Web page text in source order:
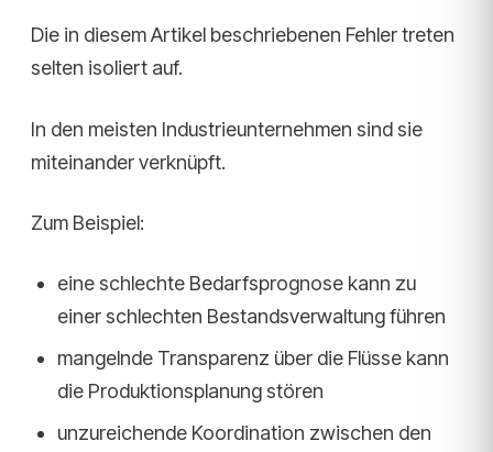
Die in diesem Artikel beschriebenen Fehler treten
selten isoliert auf.
In den meisten Industrieunternehmen sind sie
miteinander verknüpft.
Zum Beispiel:
eine schlechte Bedarfsprognose kann zu
einer schlechten Bestandsverwaltung führen
mangelnde Transparenz über die Flüsse kann
die Produktionsplanung stören
unzureichende Koordination zwischen den